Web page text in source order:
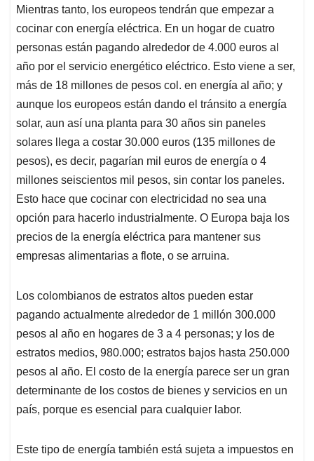
Mientras tanto, los europeos tendrán que empezar a
cocinar con energía eléctrica. En un hogar de cuatro
personas están pagando alrededor de 4.000 euros al
año por el servicio energético eléctrico. Esto viene a ser,
más de 18 millones de pesos col. en energía al año; y
aunque los europeos están dando el tránsito a energía
solar, aun así una planta para 30 años sin paneles
solares llega a costar 30.000 euros (135 millones de
pesos), es decir, pagarían mil euros de energía o 4
millones seiscientos mil pesos, sin contar los paneles.
Esto hace que cocinar con electricidad no sea una
opción para hacerlo industrialmente. O Europa baja los
precios de la energía eléctrica para mantener sus
empresas alimentarias a flote, o se arruina.
Los colombianos de estratos altos pueden estar
pagando actualmente alrededor de 1 millón 300.000
pesos al año en hogares de 3 a 4 personas; y los de
estratos medios, 980.000; estratos bajos hasta 250.000
pesos al año. El costo de la energía parece ser un gran
determinante de los costos de bienes y servicios en un
país, porque es esencial para cualquier labor.
Este tipo de energía también está sujeta a impuestos en